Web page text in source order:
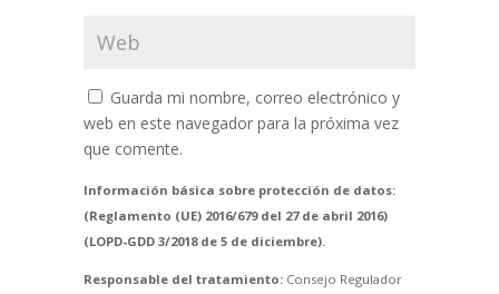
Guarda mi nombre, correo electrónico y
web en este navegador para la próxima vez
que comente.
Información básica sobre protección de datos:
(Reglamento (UE) 2016/679 del 27 de abril 2016)
(LOPD-GDD 3/2018 de 5 de diciembre).
Responsable del tratamiento:Consejo Regulador